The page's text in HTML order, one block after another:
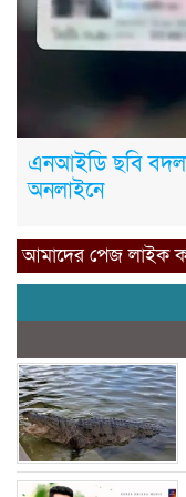
এনআইডি ছবি
অনলাইনে
আমাদের পেজ লাইক